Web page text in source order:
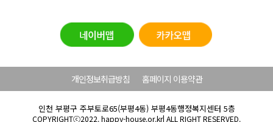
개인정보취급방침 홈페이지 이용약관
인천 부평구 주부토로65(부평4동) 부평4동행정복지센터 5층
COPYRIGHTⓒ2022. happy-house.or.kr| ALL RIGHT RESERVED.